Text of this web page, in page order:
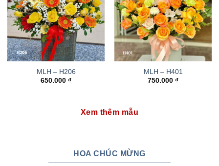
MLH – H206
650.000 ₫
MLH – H401
750.000 ₫
Xem thêm mẫu
HOA CHÚC MỪNG